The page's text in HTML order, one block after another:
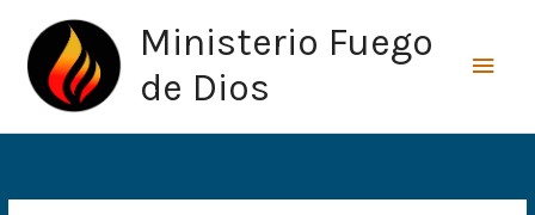
contenido
Ministerio Fuego
de Dios